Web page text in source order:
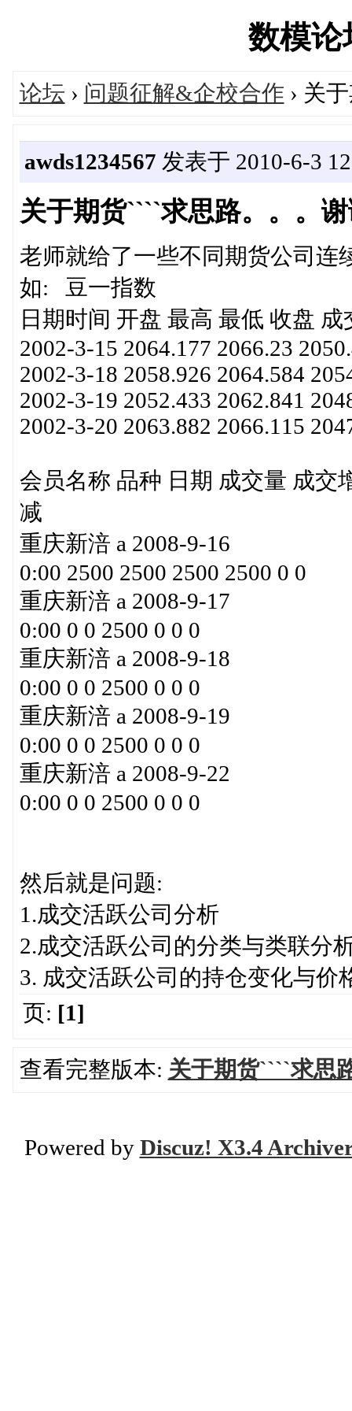
数模论
论坛 › 问题征解&企校合作 › 关
awds1234567 发表于 2010-6-3
关于期货````求思路。。。
老师就给了一些不同期货公司连
如: 豆一指数
日期时间 开盘 最高 最低 收盘 成
2002-3-15 2064.177 2066.23
2002-3-18 2058.926 2064.584
2002-3-19 2052.433 2062.841
2002-3-20 2063.882 2066.115
会员名称 品种 日期 成交量 成交
减
重庆新涪 a 2008-9-16
0:00 2500 2500 2500 2500 0 0
重庆新涪 a 2008-9-17
0:00 0 0 2500 0 0 0
重庆新涪 a 2008-9-18
0:00 0 0 2500 0 0 0
重庆新涪 a 2008-9-19
0:00 0 0 2500 0 0 0
重庆新涪 a 2008-9-22
0:00 0 0 2500 0 0 0
然后就是问题:
1.成交活跃公司分析
2.成交活跃公司的分类与类联分
3. 成交活跃公司的持仓变化与价
页: [1]
查看完整版本: 关于期货````求思
Powered by Discuz! X3.4